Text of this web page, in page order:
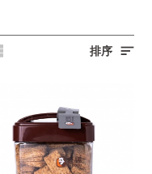
排序